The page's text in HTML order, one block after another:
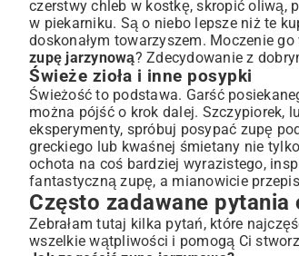
czerstwy chleb w kostkę, skropić oliwą,
w piekarniku. Są o niebo lepsze niż te
doskonałym towarzyszem. Moczenie
zupę jarzynową? Zdecydowanie z
Świeże zioła i inne posypki
Świeżość to podstawa. Garść
można pójść o krok dalej. Szczypiorek,
eksperymenty, spróbuj posypać zupę
greckiego lub kwaśnej śmietany nie
ochota na coś bardziej wyrazistego,
fantastyczną zupę, a mianowicie
Często zadawane
Zebrałam tutaj kilka pytań, które
wszelkie wątpliwości i pomogą Ci